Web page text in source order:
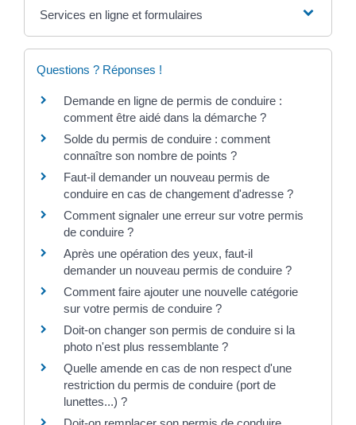
Services en ligne et formulaires
Questions ? Réponses !
Demande en ligne de permis de conduire :
comment être aidé dans la démarche ?
Solde du permis de conduire : comment
connaître son nombre de points ?
Faut-il demander un nouveau permis de
conduire en cas de changement d'adresse ?
Comment signaler une erreur sur votre permis
de conduire ?
Après une opération des yeux, faut-il
demander un nouveau permis de conduire ?
Comment faire ajouter une nouvelle catégorie
sur votre permis de conduire ?
Doit-on changer son permis de conduire si la
photo n'est plus ressemblante ?
Quelle amende en cas de non respect d'une
restriction du permis de conduire (port de
lunettes...) ?